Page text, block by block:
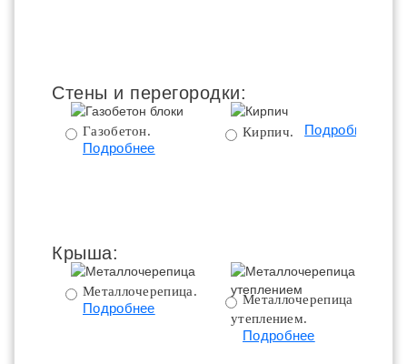
Стены и перегородки:
Газобетон.
Подробнее
Кирпич. Подробнее
Крыша:
Металлочерепица.
Подробнее
Металлочерепица с
утеплением.
Подробнее